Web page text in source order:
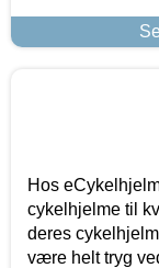
Hos
cykelhjelme til
deres
være helt tryg